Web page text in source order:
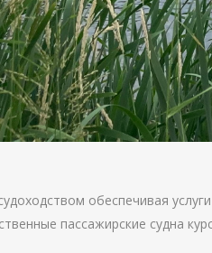
обеспечивая
пассажирские судна